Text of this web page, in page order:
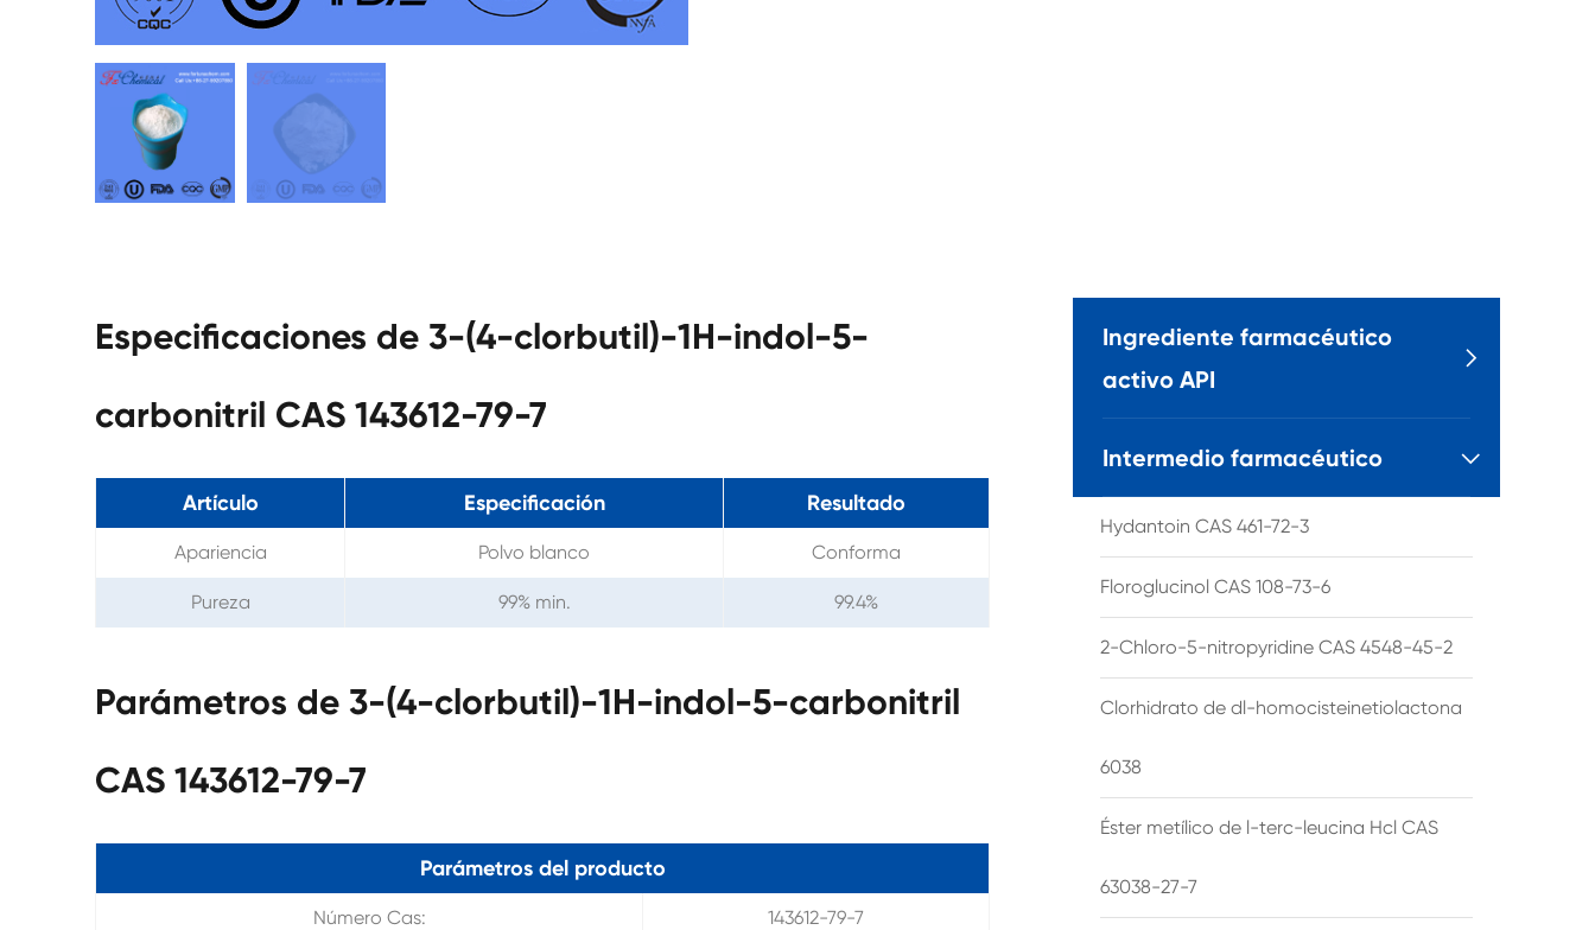
Especificaciones de 3-(4-clorbutil)-1H-indol-5-
carbonitril CAS 143612-79-7
Artículo Especificación Resultado
Apariencia Polvo blanco Conforma
Pureza 99% min. 99.4%
Parámetros de 3-(4-clorbutil)-1H-indol-5-carbonitril
CAS 143612-79-7
Parámetros del producto
Número Cas: 143612-79-7
Ingrediente farmacéutico
activo API

Intermedio farmacéutico 
Hydantoin CAS 461-72-3
Floroglucinol CAS 108-73-6
2-Chloro-5-nitropyridine CAS 4548-45-2
Clorhidrato de dl-homocisteinetiolactona
6038
Éster metílico de l-terc-leucina Hcl CAS
63038-27-7